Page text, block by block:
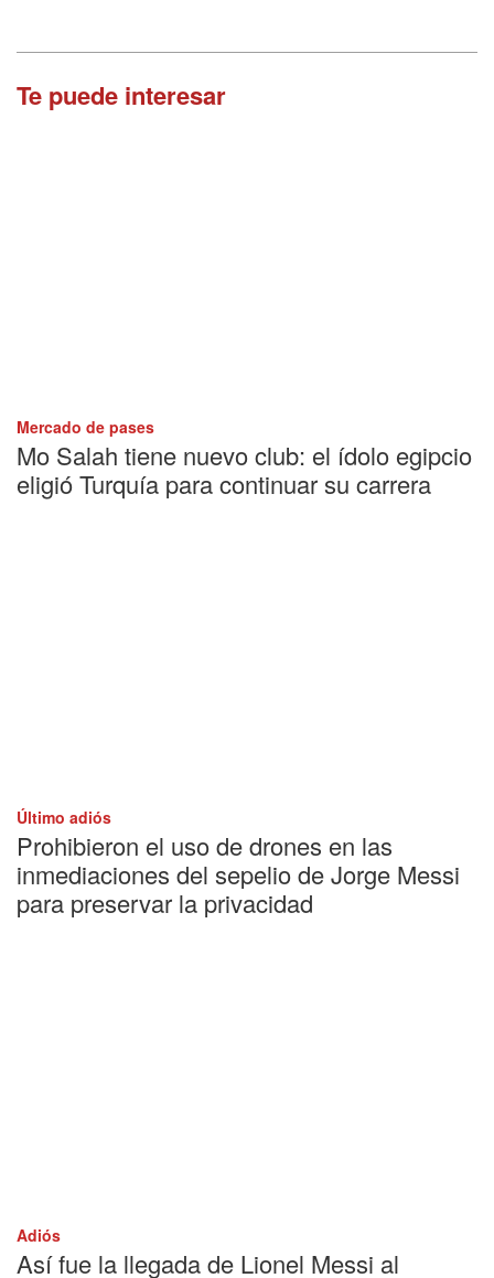
Te puede interesar
Mercado de pases
Mo Salah tiene nuevo club: el ídolo egipcio
eligió Turquía para continuar su carrera
Último adiós
Prohibieron el uso de drones en las
inmediaciones del sepelio de Jorge Messi
para preservar la privacidad
Adiós
Así fue la llegada de Lionel Messi al